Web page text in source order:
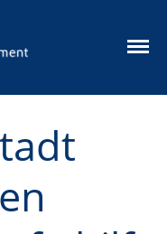
Angebote